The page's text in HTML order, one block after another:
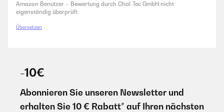
Amazon Benutzer – Bewertung durch Chal-Tec GmbH nicht
eigenständig überprüft
Übersetzen
-10€
Abonnieren Sie unseren Newsletter und
erhalten Sie 10 € Rabatt* auf Ihren nächsten